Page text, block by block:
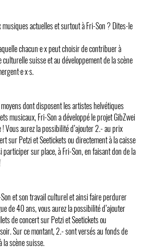
musiques actuelles et surtout à Fri-Son ? Dites-le
chacun·e·x peut choisir de contribuer à
culturelle suisse et au développement de la scène
dont disposent les artistes helvétiques
musicaux, Fri-Son a développé le projet GibZwei
Vous aurez la possibilité d’ajouter 2.- au prix
sur Petzi et Seetickets ou directement à la caisse
sur place, à Fri-Son, en faisant don de la
et son travail culturel et ainsi faire perdurer
de 40 ans, vous aurez la possibilité d’ajouter
de concert sur Petzi et Seetickets ou
Sur ce montant, 2.- sont versés au fonds de
la scène suisse.